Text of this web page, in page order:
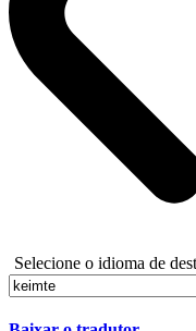
Selecione o idioma de